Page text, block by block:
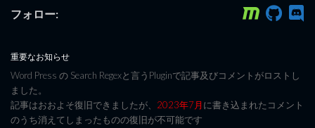
フォロー:
重要なお知らせ
Word Press の Search Regexと言うPluginで記事及びコメントがロストし
ました。
記事はおおよそ復旧できましたが、 2023年7月に書き込まれたコメント
のうち消えてしまったものの復旧が不可能です